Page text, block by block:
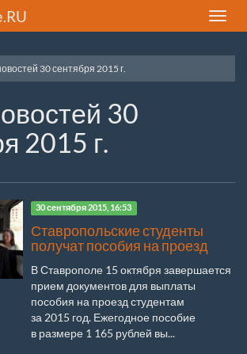
Toggle
30 сентября 2015 г.
30
2015 г.
30 сентября 2015, 16:53
Ставропольские студенты
получат пособия на проезд
В Ставрополе 15 октября завершается
прием документов для выплаты
пособия на проезд студентам
за 2015 год. Ежегодное пособие
в размере 1 165 рублей вы...